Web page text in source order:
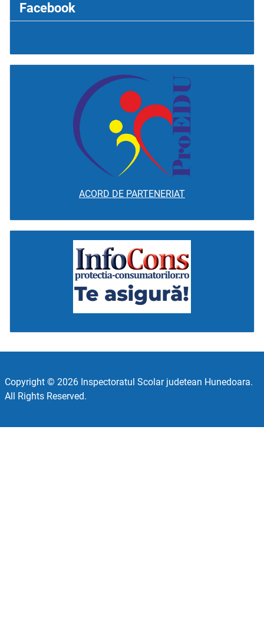
Facebook
ACORD DE PARTENERIAT
Copyright © 2026 Inspectoratul Scolar judetean Hunedoara.
All Rights Reserved.